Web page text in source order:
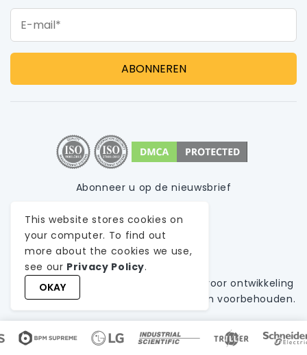
E-mail*
Abonneer u op de nieuwsbrief
Gebruiksvoorwaarden
Sitemap
© 1999-2026
Bedrijf voor ontwikkeling
van aangepaste software
. Alle rechten voorbehouden.
This website stores cookies on
your computer. To find out
more about the cookies we use,
see our Privacy Policy.
OKAY